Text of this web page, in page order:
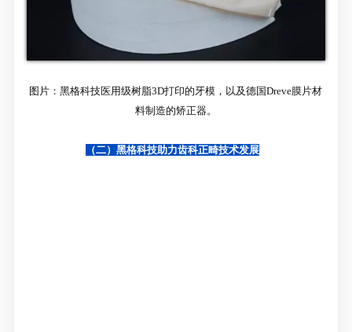
图片：黑格科技医用级树脂3D打印的牙模，以及德国Dreve膜片材
料制造的矫正器。
（二）黑格科技助力齿科正畸技术发展